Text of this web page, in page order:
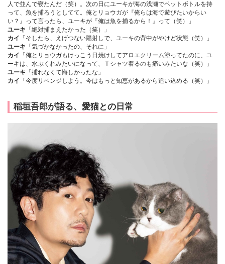
人で並んで寝たんだ（笑）。次の日にユーキが海の浅瀬でペットボトルを持
って、魚を捕ろうとしてて。俺とリョウガが『俺らは海で遊びたいからい
い？』って言ったら、ユーキが『俺は魚を捕るから！』って（笑）」
ユーキ 「絶対捕まえたかった（笑）」
カイ 「そしたら、えげつない陽射しで、ユーキの背中がやけど状態（笑）」
ユーキ 「気づかなかったの、それに」
カイ 「俺とリョウガもけっこう日焼けしてアロエクリーム塗ってたのに、ユ
ーキは、水ぶくれみたいになって、Ｔシャツ着るのも痛いみたいな（笑）」
ユーキ 「捕れなくて悔しかったな」
カイ 「今度リベンジしよう。今はもっと知恵があるから追い込める（笑）」
稲垣吾郎が語る、愛猫との日常